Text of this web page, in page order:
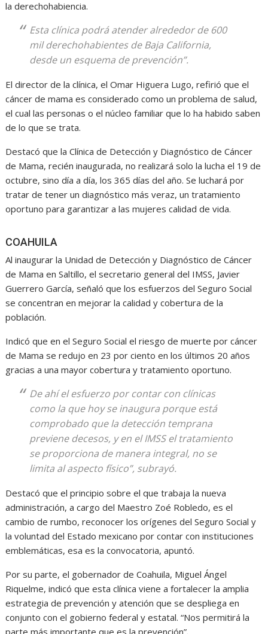
la derechohabiencia.
Esta clínica podrá atender alrededor de 600
mil derechohabientes de Baja California,
desde un esquema de prevención”.
El director de la clínica, el Omar Higuera Lugo, refirió que el
cáncer de mama es considerado como un problema de salud,
el cual las personas o el núcleo familiar que lo ha habido saben
de lo que se trata.
Destacó que la Clínica de Detección y Diagnóstico de Cáncer
de Mama, recién inaugurada, no realizará solo la lucha el 19 de
octubre, sino día a día, los 365 días del año. Se luchará por
tratar de tener un diagnóstico más veraz, un tratamiento
oportuno para garantizar a las mujeres calidad de vida.
COAHUILA
Al inaugurar la Unidad de Detección y Diagnóstico de Cáncer
de Mama en Saltillo, el secretario general del IMSS, Javier
Guerrero García, señaló que los esfuerzos del Seguro Social
se concentran en mejorar la calidad y cobertura de la
población.
Indicó que en el Seguro Social el riesgo de muerte por cáncer
de Mama se redujo en 23 por ciento en los últimos 20 años
gracias a una mayor cobertura y tratamiento oportuno.
De ahí el esfuerzo por contar con clínicas
como la que hoy se inaugura porque está
comprobado que la detección temprana
previene decesos, y en el IMSS el tratamiento
se proporciona de manera integral, no se
limita al aspecto físico”, subrayó.
Destacó que el principio sobre el que trabaja la nueva
administración, a cargo del Maestro Zoé Robledo, es el
cambio de rumbo, reconocer los orígenes del Seguro Social y
la voluntad del Estado mexicano por contar con instituciones
emblemáticas, esa es la convocatoria, apuntó.
Por su parte, el gobernador de Coahuila, Miguel Ángel
Riquelme, indicó que esta clínica viene a fortalecer la amplia
estrategia de prevención y atención que se despliega en
conjunto con el gobierno federal y estatal. “Nos permitirá la
parte más importante que es la prevención”.